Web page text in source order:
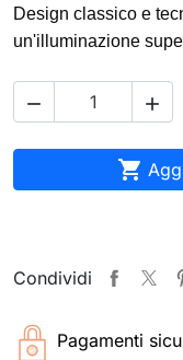
Design classico e
un'illuminazione
 

Condividi
Pagamenti